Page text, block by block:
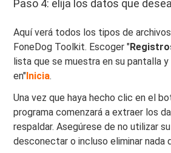
Paso 4: elija los datos que
Aquí verá todos los tipos de
FoneDog Toolkit. Escoger "
lista que se muestra en su pantalla
en"Inicia.
Una vez que haya hecho clic en el
programa comenzará a extraer los
respaldar. Asegúrese de no utilizar
desconectar o incluso eliminar nada